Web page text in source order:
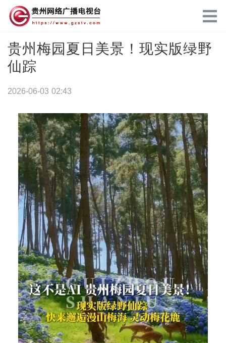
贵州梅园夏日美景！现实版绿野
仙踪
2026-06-03 02:43